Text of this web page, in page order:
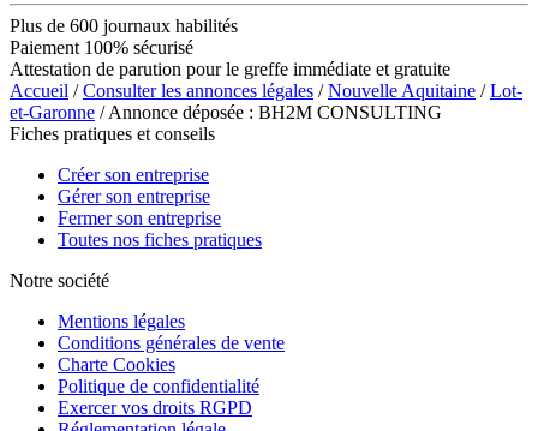
Plus de 600 journaux habilités
Paiement 100% sécurisé
Attestation de parution pour le greffe immédiate et gratuite
Accueil /Consulter les annonces légales /Nouvelle Aquitaine /Lot-
et-Garonne / Annonce déposée : BH2M CONSULTING
Fiches pratiques et conseils
Créer son entreprise
Gérer son entreprise
Fermer son entreprise
Toutes nos fiches pratiques
Notre société
Mentions légales
Conditions générales de vente
Charte Cookies
Politique de confidentialité
Exercer vos droits RGPD